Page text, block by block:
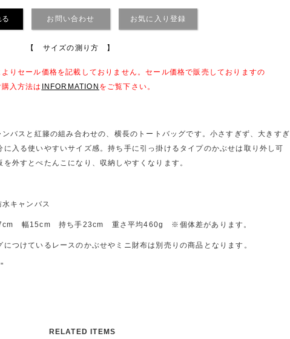
お問い合わせ お気に入り登録
【 サイズの測り方 】
よりセール価格を記載しておりません。セール価格で販売しておりますの
入方法は INFORMATION をご覧下さい。
バスと紅籐の組み合わせの、横長のトートバッグです。小さすぎず、大きすぎ
に入る使いやすいサイズ感。持ち手に引っ掛けるタイプのかぶせは取り外し可
を外すとぺたんこになり、収納しやすくなります。
キャンバス
幅15cm 持ち手23cm 重さ平均460g ※個体差があります。
につけているレースのかぶせやミニ財布は別売りの商品となります。
RELATED ITEMS